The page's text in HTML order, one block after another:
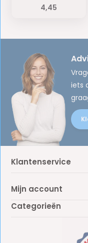
4,45
iets
Klantenservice
Mijn account
Categorieën